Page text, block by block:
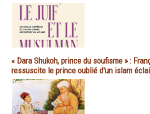
« Dara Shukoh, prince du soufisme » :
ressuscite le prince oublié d'un islam